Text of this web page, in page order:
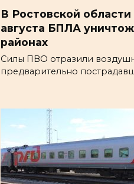
В Ростовской области
августа БПЛА
районах
Силы ПВО отразили
предварительно